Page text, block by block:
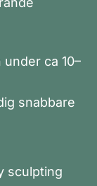
ca 10–
snabbare
sculpting